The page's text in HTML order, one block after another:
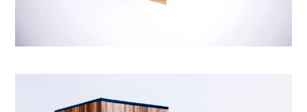
まいとなりました。
効率化にもつながります。